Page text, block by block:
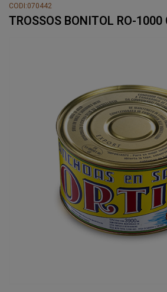
CODI:070442
TROSSOS BONITOL RO-1000